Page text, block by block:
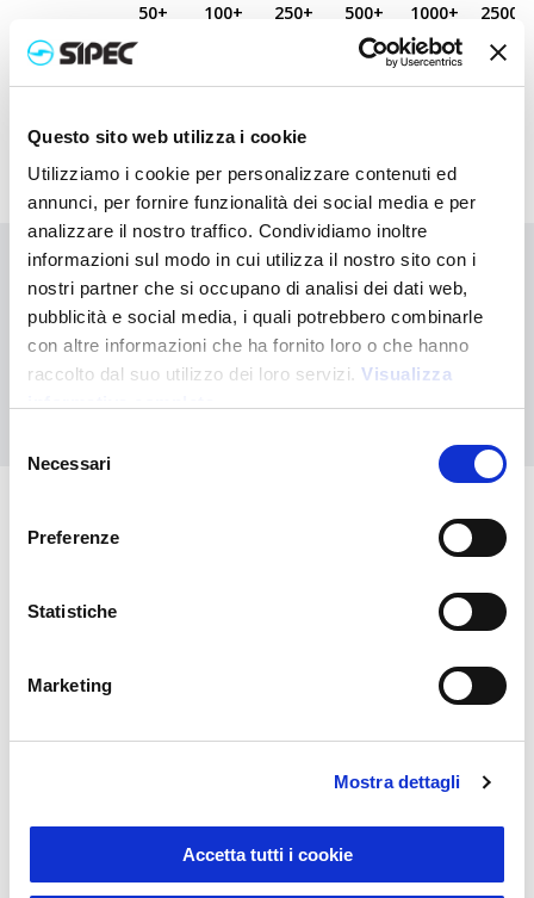
Questo sito web utilizza i cookie
Utilizziamo i cookie per personalizzare contenuti ed
annunci, per fornire funzionalità dei social media e per
analizzare il nostro traffico. Condividiamo inoltre
informazioni sul modo in cui utilizza il nostro sito con i
nostri partner che si occupano di analisi dei dati web,
pubblicità e social media, i quali potrebbero combinarle
con altre informazioni che ha fornito loro o che hanno
raccolto dal suo utilizzo dei loro servizi. Visualizza
delNecessari
Preferenze
Statistiche
Marketing
Mostra dettagli
Accetta tutti i cookie
50+ 100+ 250+ 500+ 1000+ 2500
Prix neutre
2,600 2,600€ 2,600€ 2,600
Prix
imprimé
Vous n'avez pas trouvé ce que vous cherchiez ?
Contactez-nous pour obtenir de l'aide ou demandez votre
commande personnalisée
Vous pourriez également être